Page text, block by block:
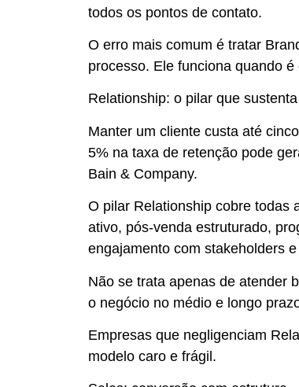
todos os pontos de contato.
O erro mais comum é tratar
processo. Ele funciona quando é
Relationship: o pilar que
Manter um cliente custa até
5% na taxa de retenção pode
Bain & Company.
O pilar Relationship cobre todas
ativo, pós-venda estruturado,
engajamento com stakeholders
Não se trata apenas de atender
o negócio no médio e longo
Empresas que negligenciam
modelo caro e frágil.